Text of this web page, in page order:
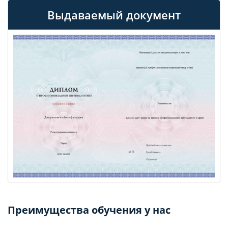
Выдаваемый документ
Преимущества обучения у нас